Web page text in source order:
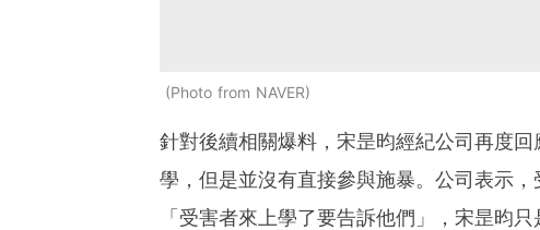
Photo from NAVER
針對後續相關爆料，宋昰昀經紀公司再度
學，但是並沒有直接參與施暴。公司表示
「受害者來上學了要告訴他們」，宋昰昀